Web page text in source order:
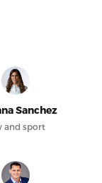
Sanchez
and sport